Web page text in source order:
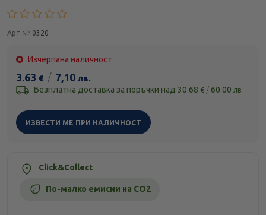
Арт.№ 0320
Изчерпана наличност
3.63 € / 7,10 лв.
Безплатна доставка за поръчки над 30.68 € / 60.00 лв.
ИЗВЕСТИ МЕ ПРИ НАЛИЧНОСТ
Click&Collect
По-малко емисии на CO2